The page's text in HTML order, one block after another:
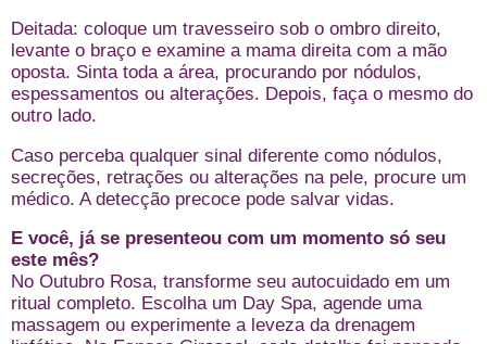
Deitada: coloque um travesseiro sob o ombro direito,
levante o braço e examine a mama direita com a mão
oposta. Sinta toda a área, procurando por nódulos,
espessamentos ou alterações. Depois, faça o mesmo do
outro lado.
Caso perceba qualquer sinal diferente como nódulos,
secreções, retrações ou alterações na pele, procure um
médico. A detecção precoce pode salvar vidas.
E você, já se presenteou com um momento só seu
este mês?
No Outubro Rosa, transforme seu autocuidado em um
ritual completo. Escolha um Day Spa, agende uma
massagem ou experimente a leveza da drenagem